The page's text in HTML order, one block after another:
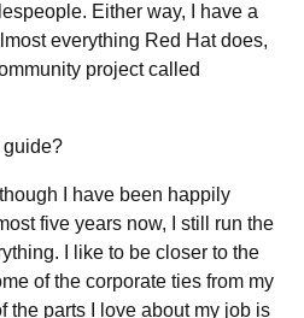
Either way, I have a
everything Red Hat does,
project called
guide?
I have been happily
five years now, I still run the
I like to be closer to the
of the corporate ties from my
the parts I love about my job is